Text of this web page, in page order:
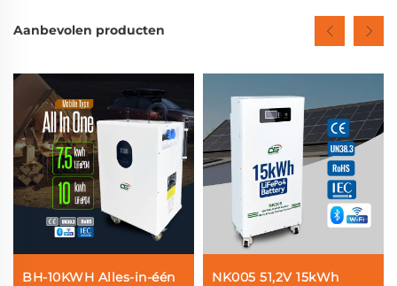
Aanbevolen producten
BH-10KWH Alles-in-één
NK005 51,2V 15kWh